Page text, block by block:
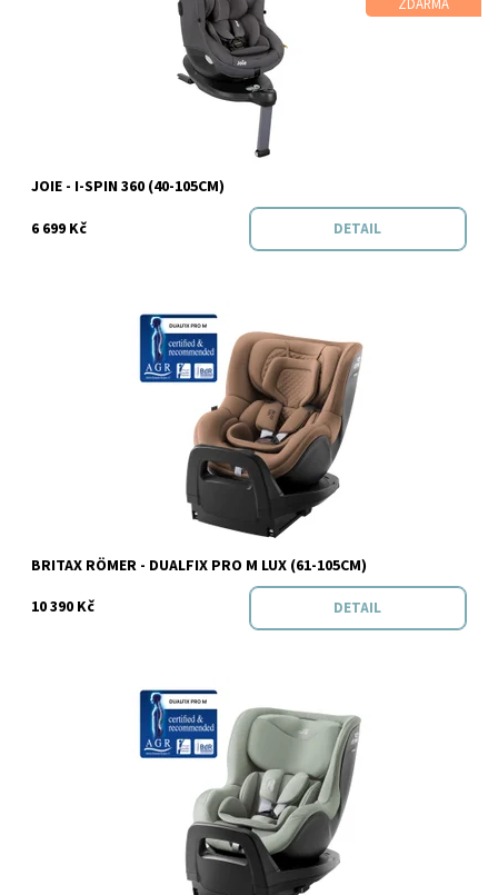
ZDARMA
Značka:
JOIE - I-SPIN 360 (40-105CM)
6 699 Kč
DETAIL
Skladem
Značka: BRITAX RÖMER
BRITAX RÖMER - DUALFIX PRO M LUX (61-105CM)
10 390 Kč
DETAIL
Skladem